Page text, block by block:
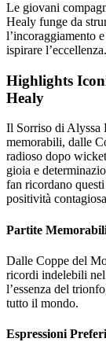
Le giovani
Healy funge da
l’incoraggiamento
ispirare l’eccellenza.
Highlights
Healy
Il Sorriso di Alyssa
memorabili, dalle
radioso dopo
gioia e
fan ricordano
positività
Partite
Dalle Coppe del
ricordi indelebili
l’essenza del
tutto il mondo.
Espressioni